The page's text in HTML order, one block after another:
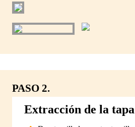
PASO 2.
Extracción de la tapa